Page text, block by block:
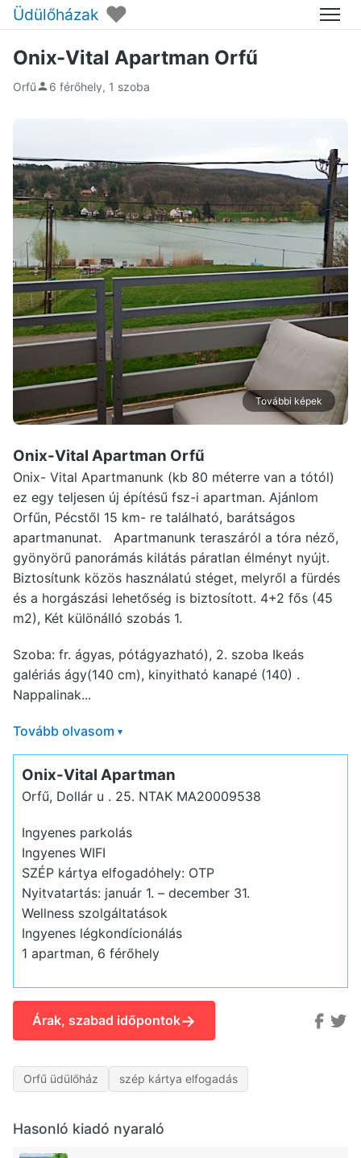
Üdülőházak ♥ Menü
Onix-Vital Apartman Orfű
Orfű 6 férőhely, 1 szoba
További képek
Onix-Vital Apartman Orfű
Onix- Vital Apartmanunk (kb 80 méterre van a tótól)
ez egy teljesen új építésű fsz-i apartman. Ajánlom
Orfűn, Pécstől 15 km- re található, barátságos
apartmanunat. Apartmanunk teraszáról a tóra néző,
gyönyörű panorámás kilátás páratlan élményt nyújt.
Biztosítunk közös használatú stéget, melyről a fürdés
és a horgászási lehetőség is biztosított. 4+2 fős (45
m2), Két különálló szobás 1.
Szoba: fr. ágyas, pótágyazható), 2. szoba Ikeás
galériás ágy(140 cm), kinyitható kanapé (140) .
Nappalinak...
Tovább olvasom ▾
Onix-Vital Apartman
Orfű, Dollár u . 25. NTAK MA20009538
Ingyenes parkolás
Ingyenes WIFI
SZÉP kártya elfogadóhely: OTP
Nyitvatartás: január 1. – december 31.
Wellness szolgáltatások
Ingyenes légkondícionálás
1 apartman, 6 férőhely
Árak, szabad időpontok→
Orfű üdülőház szép kártya elfogadás
Hasonló kiadó nyaraló